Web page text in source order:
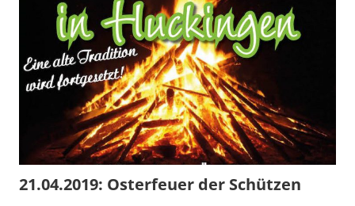
21.04.2019: Osterfeuer der Schützen